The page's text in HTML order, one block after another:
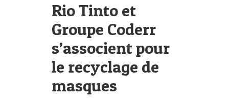
Rio Tinto et
Groupe Coderr
s’associent pour
le recyclage de
masques